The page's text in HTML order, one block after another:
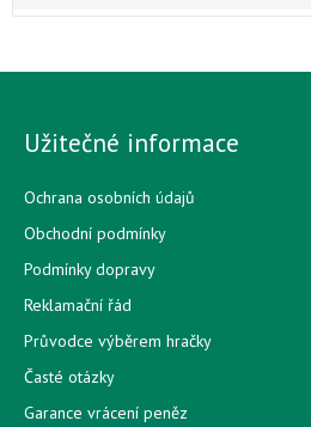
Užitečné informace
Ochrana osobních údajů
Obchodní podmínky
Podmínky dopravy
Reklamační řád
Průvodce výběrem hračky
Časté otázky
Garance vrácení peněz